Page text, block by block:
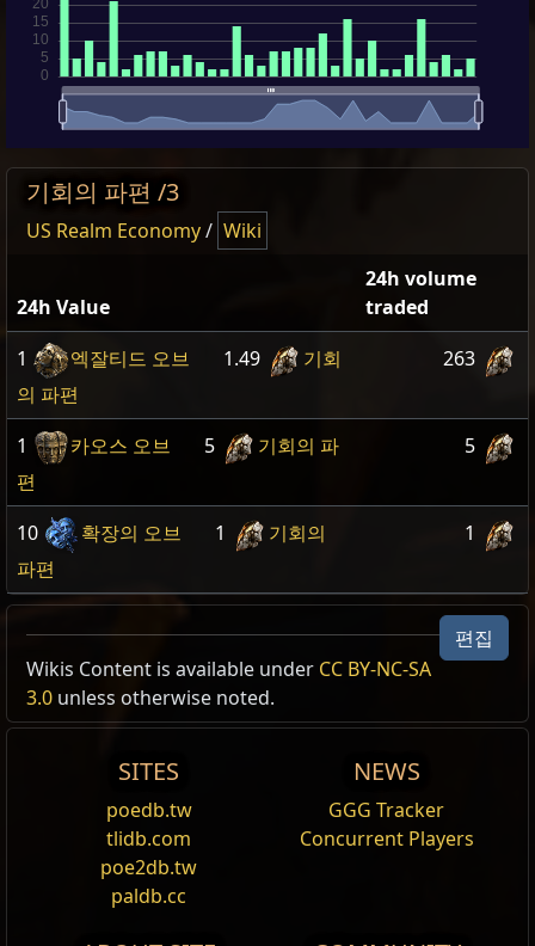
기회의 파편 /3
US Realm Economy/ Wiki
24h Value
24h volume
traded
1
엑잘티드 오브 1.49
기회
의 파편
263
1 카오스 오브 5
기회의 파
편
5
10 확장의 오브 1
기회의
파편
1
편집
Wikis Content is available under CC BY-NC-SA
3.0 unless otherwise noted.
SITES
poedb.tw
tlidb.com
poe2db.tw
paldb.cc
NEWS
GGG Tracker
Concurrent Players